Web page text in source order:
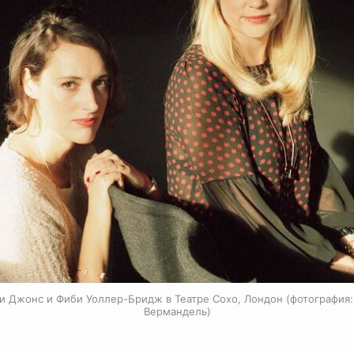
Джонс и Фиби Уоллер-Бридж в Театре Сохо, Лондон (фотография:
Вермандель)